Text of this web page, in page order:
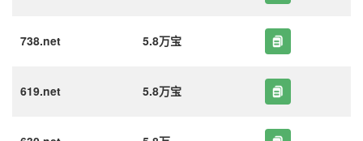
738.net 5.8万宝
619.net 5.8万宝